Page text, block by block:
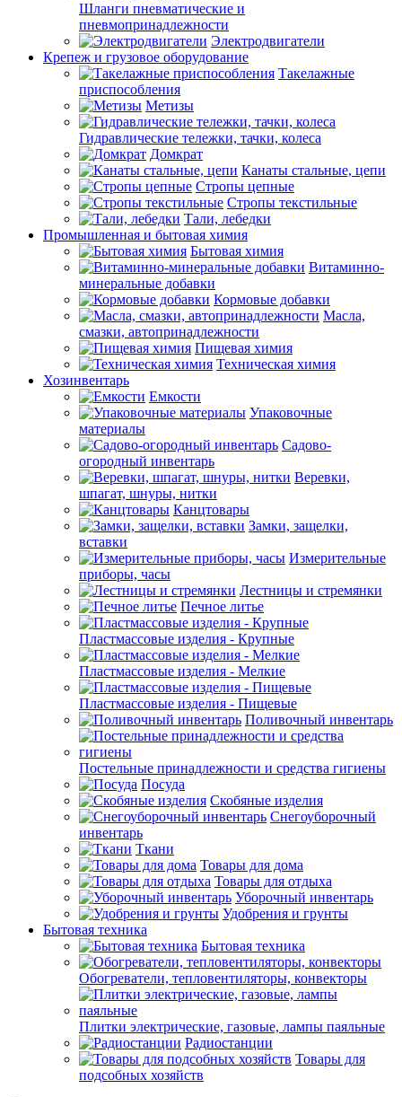
Шланги пневматические и
пневмопринадлежности
Электродвигатели
Крепеж и грузовое оборудование
Такелажные
приспособления
Метизы
Гидравлические тележки, тачки, колеса
Домкрат
Канаты стальные, цепи
Стропы цепные
Стропы текстильные
Тали, лебедки
Промышленная и бытовая химия
Бытовая химия
Витаминно-
минеральные добавки
Кормовые добавки
Масла,
смазки, автопринадлежности
Пищевая химия
Техническая химия
Хозинвентарь
Емкости
Упаковочные
материалы
Садово-
огородный инвентарь
Веревки,
шпагат, шнуры, нитки
Канцтовары
Замки, защелки,
вставки
Измерительные
приборы, часы
Лестницы и стремянки
Печное литье
Пластмассовые изделия - Крупные
Пластмассовые изделия - Мелкие
Пластмассовые изделия - Пищевые
Поливочный инвентарь
Постельные принадлежности и средства гигиены
Посуда
Скобяные изделия
Снегоуборочный
инвентарь
Ткани
Товары для дома
Товары для отдыха
Уборочный инвентарь
Удобрения и грунты
Бытовая техника
Бытовая техника
Обогреватели, тепловентиляторы, конвекторы
Плитки электрические, газовые, лампы паяльные
Радиостанции
Товары для
подсобных хозяйств